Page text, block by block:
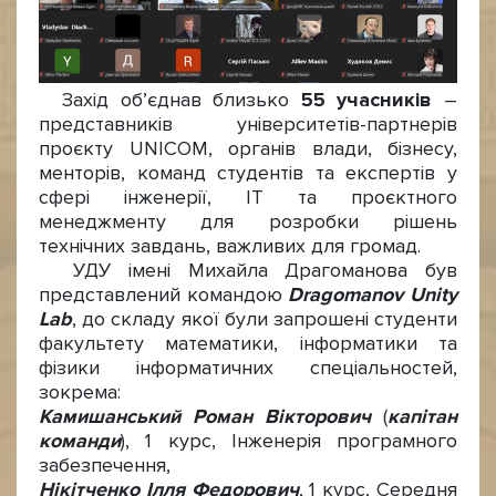
Захід об’єднав близько 55 учасників –
представників університетів-партнерів
проєкту UNICOM, органів влади, бізнесу,
менторів, команд студентів та експертів у
сфері інженерії, ІТ та проєктного
менеджменту для розробки рішень
технічних завдань, важливих для громад.
УДУ імені Михайла Драгоманова був
представлений командою Dragomanov Unity
Lab, до складу якої були запрошені студенти
факультету математики, інформатики та
фізики інформатичних спеціальностей,
зокрема:
Камишанський Роман Вікторович (капітан
команди), 1 курс, Інженерія програмного
забезпечення,
Нікітченко Ілля Федорович, 1 курс, Середня